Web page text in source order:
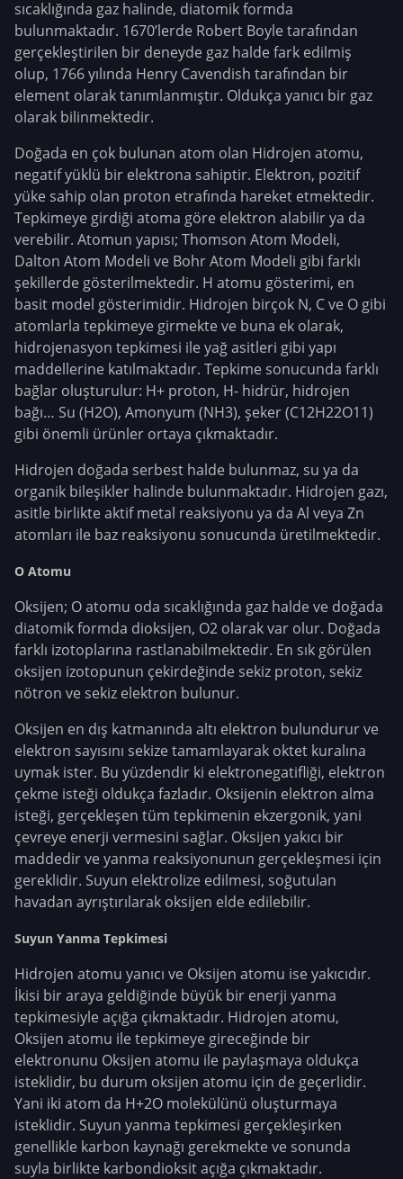
sıcaklığında gaz halinde, diatomik formda
bulunmaktadır. 1670’lerde Robert Boyle tarafından
gerçekleştirilen bir deneyde gaz halde fark edilmiş
olup, 1766 yılında Henry Cavendish tarafından bir
element olarak tanımlanmıştır. Oldukça yanıcı bir gaz
olarak bilinmektedir.
Doğada en çok bulunan atom olan Hidrojen atomu,
negatif yüklü bir elektrona sahiptir. Elektron, pozitif
yüke sahip olan proton etrafında hareket etmektedir.
Tepkimeye girdiği atoma göre elektron alabilir ya da
verebilir. Atomun yapısı; Thomson Atom Modeli,
Dalton Atom Modeli ve Bohr Atom Modeli gibi farklı
şekillerde gösterilmektedir. H atomu gösterimi, en
basit model gösterimidir. Hidrojen birçok N, C ve O gibi
atomlarla tepkimeye girmekte ve buna ek olarak,
hidrojenasyon tepkimesi ile yağ asitleri gibi yapı
maddellerine katılmaktadır. Tepkime sonucunda farklı
bağlar oluşturulur: H+ proton, H- hidrür, hidrojen
bağı… Su (H2O), Amonyum (NH3), şeker (C12H22O11)
gibi önemli ürünler ortaya çıkmaktadır.
Hidrojen doğada serbest halde bulunmaz, su ya da
organik bileşikler halinde bulunmaktadır. Hidrojen gazı,
asitle birlikte aktif metal reaksiyonu ya da Al veya Zn
atomları ile baz reaksiyonu sonucunda üretilmektedir.
O Atomu
Oksijen; O atomu oda sıcaklığında gaz halde ve doğada
diatomik formda dioksijen, O2 olarak var olur. Doğada
farklı izotoplarına rastlanabilmektedir. En sık görülen
oksijen izotopunun çekirdeğinde sekiz proton, sekiz
nötron ve sekiz elektron bulunur.
Oksijen en dış katmanında altı elektron bulundurur ve
elektron sayısını sekize tamamlayarak oktet kuralına
uymak ister. Bu yüzdendir ki elektronegatifliği, elektron
çekme isteği oldukça fazladır. Oksijenin elektron alma
isteği, gerçekleşen tüm tepkimenin ekzergonik, yani
çevreye enerji vermesini sağlar. Oksijen yakıcı bir
maddedir ve yanma reaksiyonunun gerçekleşmesi için
gereklidir. Suyun elektrolize edilmesi, soğutulan
havadan ayrıştırılarak oksijen elde edilebilir.
Suyun Yanma Tepkimesi
Hidrojen atomu yanıcı ve Oksijen atomu ise yakıcıdır.
İkisi bir araya geldiğinde büyük bir enerji yanma
tepkimesiyle açığa çıkmaktadır. Hidrojen atomu,
Oksijen atomu ile tepkimeye gireceğinde bir
elektronunu Oksijen atomu ile paylaşmaya oldukça
isteklidir, bu durum oksijen atomu için de geçerlidir.
Yani iki atom da H+2O molekülünü oluşturmaya
isteklidir. Suyun yanma tepkimesi gerçekleşirken
genellikle karbon kaynağı gerekmekte ve sonunda
suyla birlikte karbondioksit açığa çıkmaktadır.